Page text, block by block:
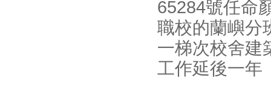
65284號任命
職校的蘭嶼分
一梯次校舍建
工作延後一年